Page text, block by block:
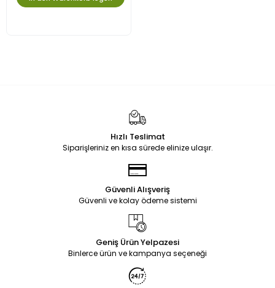
Hızlı Teslimat
Siparişleriniz en kısa sürede elinize ulaşır.
Güvenli Alışveriş
Güvenli ve kolay ödeme sistemi
Geniş Ürün Yelpazesi
Binlerce ürün ve kampanya seçeneği